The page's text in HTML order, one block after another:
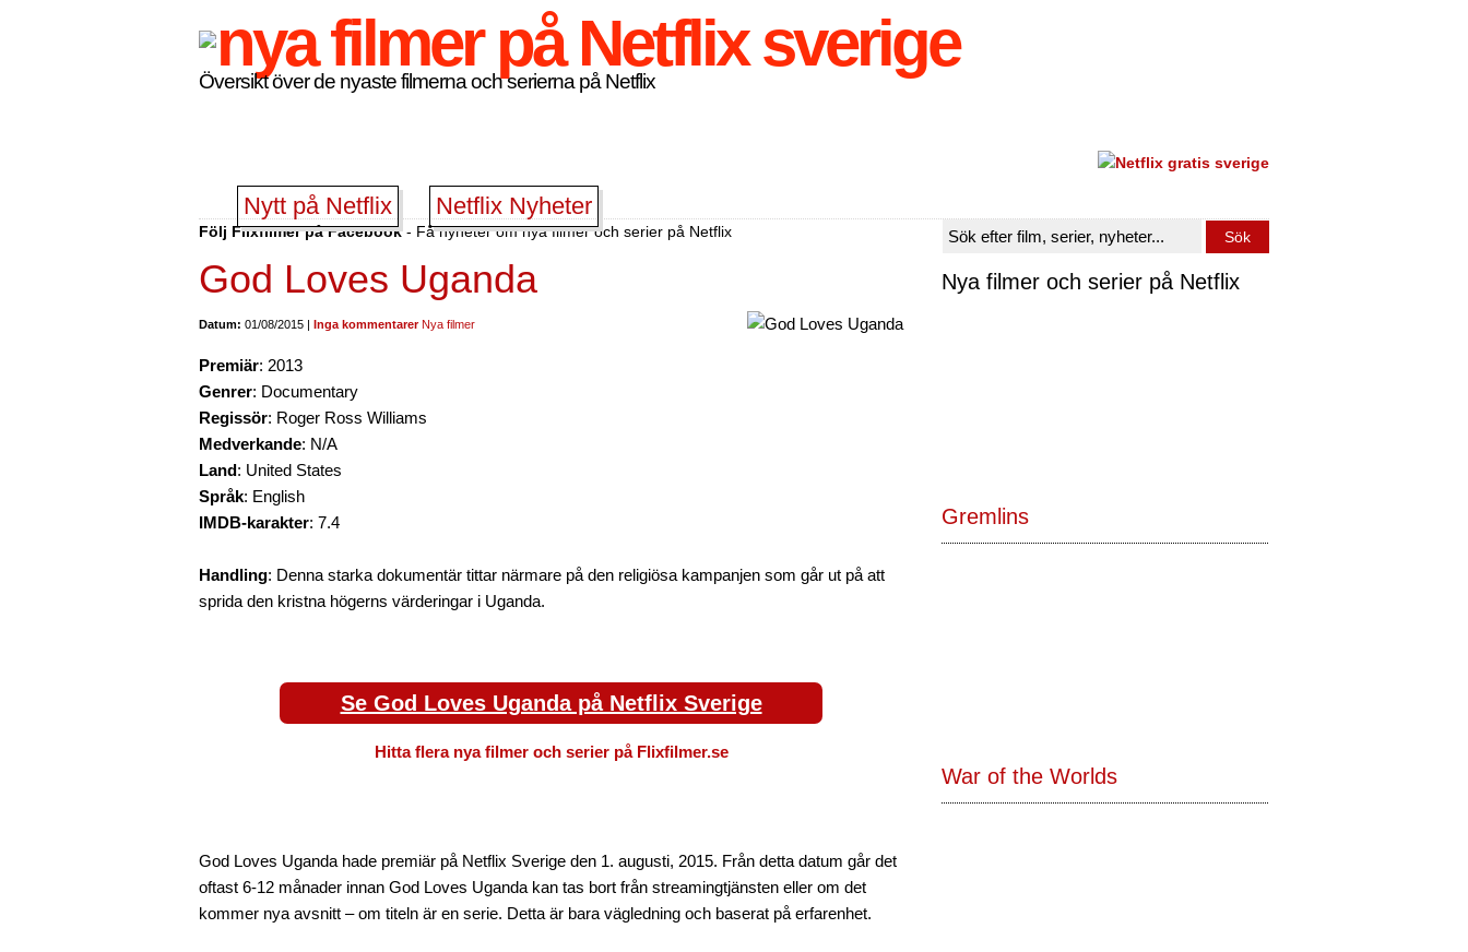
Översikt över de nyaste filmerna och serierna på Netflix
Nytt på Netflix Netflix Nyheter
Följ Flixfilmer på Facebook- Få nyheter om nya filmer och serier på Netflix
God Loves Uganda
Datum: 01/08/2015 | Inga kommentarer Nya filmer
Premiär: 2013
Genrer: Documentary
Regissör: Roger Ross Williams
Medverkande: N/A
Land: United States
Språk: English
IMDB-karakter: 7.4
Handling: Denna starka dokumentär tittar närmare på den religiösa kampanjen som går ut på att
sprida den kristna högerns värderingar i Uganda.
Se God Loves Uganda på Netflix Sverige
Hitta flera nya filmer och serier på Flixfilmer.se
God Loves Uganda hade premiär på Netflix Sverige den 1. augusti, 2015. Från detta datum går det
oftast 6-12 månader innan God Loves Uganda kan tas bort från streamingtjänsten eller om det
kommer nya avsnitt – om titeln är en serie. Detta är bara vägledning och baserat på erfarenhet.
Nya filmer och serier på Netflix
Gremlins
War of the Worlds